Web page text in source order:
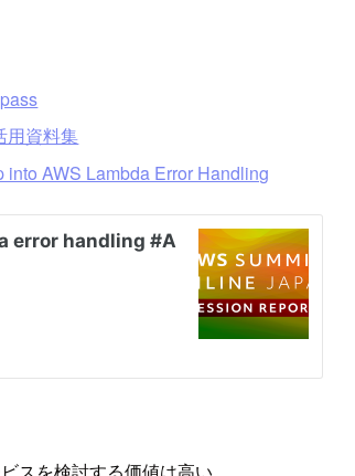
用資料集
into AWS Lambda Error Handling